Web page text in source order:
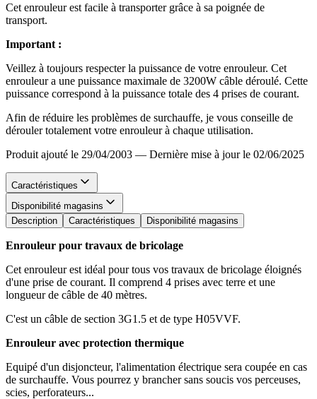
Cet enrouleur est facile à transporter grâce à sa poignée de
transport.
Important :
Veillez à toujours respecter la puissance de votre enrouleur. Cet
enrouleur a une puissance maximale de 3200W câble déroulé. Cette
puissance correspond à la puissance totale des 4 prises de courant.
Afin de réduire les problèmes de surchauffe, je vous conseille de
dérouler totalement votre enrouleur à chaque utilisation.
Produit ajouté le 29/04/2003 — Dernière mise à jour le 02/06/2025
Caractéristiques
Disponibilité magasins
Description
Caractéristiques Disponibilité magasins
Enrouleur pour travaux de bricolage
Cet enrouleur est idéal pour tous vos travaux de bricolage éloignés
d'une prise de courant. Il comprend 4 prises avec terre et une
longueur de câble de 40 mètres.
C'est un câble de section 3G1.5 et de type H05VVF.
Enrouleur avec protection thermique
Equipé d'un disjoncteur, l'alimentation électrique sera coupée en cas
de surchauffe. Vous pourrez y brancher sans soucis vos perceuses,
scies, perforateurs...